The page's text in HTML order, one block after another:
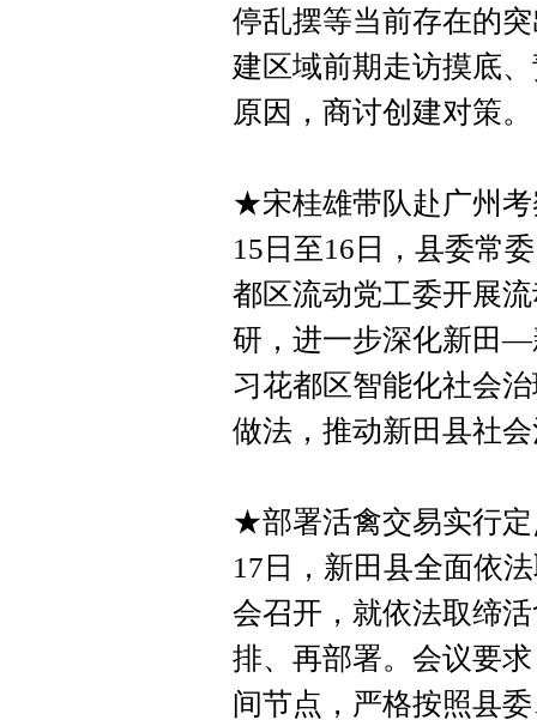
停乱摆等当前存在的
建区域前期走访摸底
原因，商讨创建对策。
★宋桂雄带队赴广州考
15日至16日，县委常
都区流动党工委开展
研，进一步深化新田—
习花都区智能化社会
做法，推动新田县社
★部署活禽交易实行
17日，新田县全面依
会召开，就依法取缔
排、再部署。会议要
间节点，严格按照县